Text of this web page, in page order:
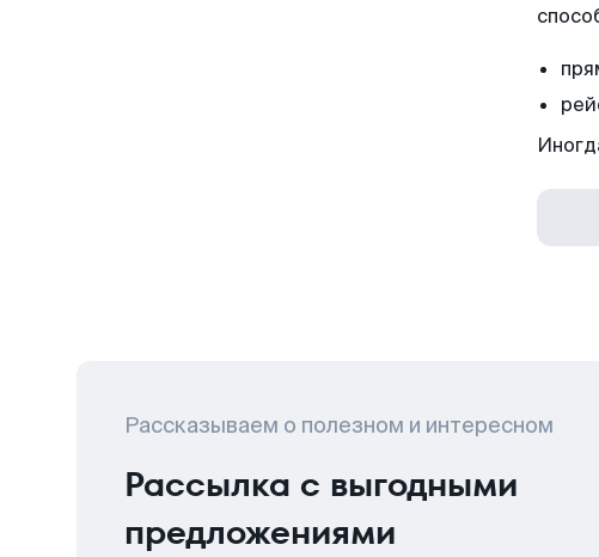
Рассказываем о полезном и интересном
Рассылка с выгодными
предложениями